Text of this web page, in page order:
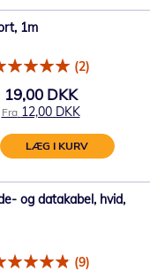
1m
(2)
19,00 DKK
Fra 12,00 DKK
LÆG I KURV
og datakabel, hvid,
(9)